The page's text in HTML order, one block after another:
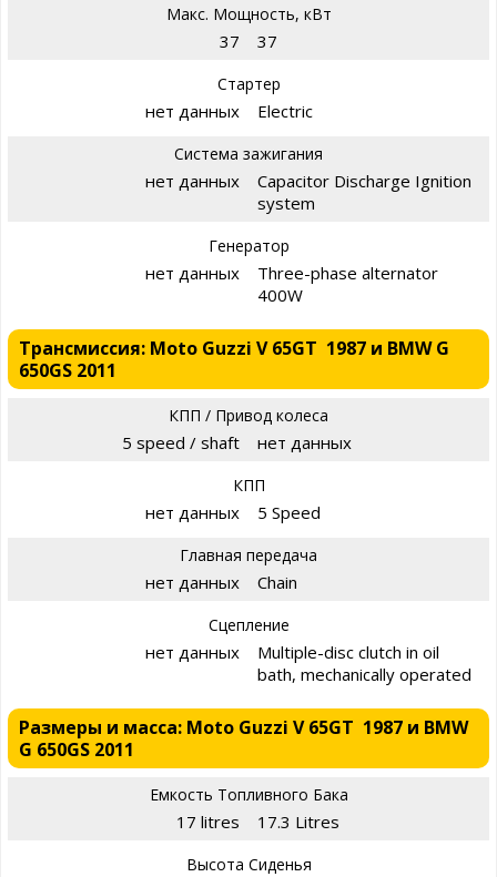
Макс. Мощность, кВт
37 37
Стартер
нет данных Electric
Система зажигания
нет данных
Capacitor Discharge Ignition
system
Генератор
нет данных
Three-phase alternator
400W
Трансмиссия: Moto Guzzi V 65GT 1987 и BMW G
650GS 2011
КПП / Привод колеса
5 speed / shaft нет данных
КПП
нет данных 5 Speed
Главная передача
нет данных Chain
Сцепление
нет данных
Multiple-disc clutch in oil
bath, mechanically operated
Размеры и масса: Moto Guzzi V 65GT 1987 и BMW
G 650GS 2011
Емкость Топливного Бака
17 litres 17.3 Litres
Высота Сиденья